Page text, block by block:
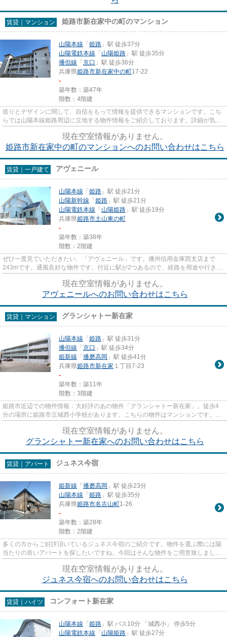
賃貸｜マンション 姫路市新在家中の町のマンション
山陽本線 「姫路 」駅 徒歩37分
山陽電鉄本線 「山陽姫路 」駅 徒歩35分
播但線 「京口 」駅 徒歩36分
兵庫県姫路市新在家中の町17-22
-
築年数：築47年
階数：4階建
造りとデザインに関して、自信をもって情報を提供できるマンションです。こち
らでは山陽本線姫路周辺に立地する物件情報をご紹介しております。詳細が気に
なるのであれば、お気軽にお...
現在空室情報がありません。
姫路市新在家中の町のマンションへのお問い合わせはこちら
賃貸｜一戸建て アヴェニール
山陽本線 「姫路 」駅 徒歩21分
山陽新幹線 「姫路 」駅 徒歩21分
山陽電鉄本線 「山陽姫路 」駅 徒歩19分
兵庫県姫路市土山東の町
-
築年数：築38年
階数：2階建
ぜひ一度見ていただきたい、「アヴェニール」です。播州信用金庫西支店まで
243mです。通風良好な物件です。付近に駅が2つあるので、経路を用途や行き先
によって選べる物件です。自分に...
現在空室情報がありません。
アヴェニールへのお問い合わせはこちら
賃貸｜マンション グランシャトー新在家
山陽本線 「姫路 」駅 徒歩31分
播但線 「京口 」駅 徒歩34分
姫新線 「播磨高岡 」駅 徒歩41分
兵庫県姫路市新在家 １丁目7-23
-
築年数：築11年
階数：3階建
姫路市近辺での物件情報：大好評のあの物件「グランシャトー新在家」。徒歩4
分の場所に姫路市立城西小学校があります。こちらの物件はマンションです。
2015年築のコチラの物件は、落ち...
現在空室情報がありません。
グランシャトー新在家へのお問い合わせはこちら
賃貸｜アパート ジュネス今宿
姫新線 「播磨高岡 」駅 徒歩23分
山陽本線 「姫路 」駅 徒歩35分
兵庫県姫路市名古山町1-26
-
築年数：築28年
階数：2階建
多くの方からご好評頂いているジュネス今宿のご紹介です。物件を選ぶ際には陽
当たりの良いアパートを探したいですね。今回はそんな物件をご用意致しまし
た。こちらの物件はアパートで...
現在空室情報がありません。
ジュネス今宿へのお問い合わせはこちら
賃貸｜ハイツ コンフォート新在家
山陽本線 「姫路 」駅 バス10分 「城西小」 停歩5分
山陽電鉄本線 「山陽姫路 」駅 徒歩27分